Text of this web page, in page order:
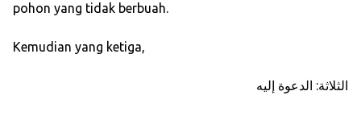
pohon yang tidak berbuah.
Kemudian yang ketiga,
الثلاثة: الدعوة إليه